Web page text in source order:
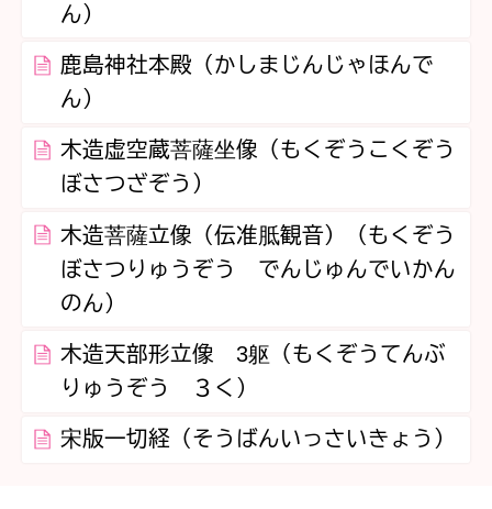
ん）
鹿島神社本殿（かしまじんじゃほんで
ん）
木造虚空蔵菩薩坐像（もくぞうこくぞう
ぼさつざぞう）
木造菩薩立像（伝准胝観音）（もくぞう
ぼさつりゅうぞう でんじゅんでいかん
のん）
木造天部形立像 3躯（もくぞうてんぶ
りゅうぞう ３く）
宋版一切経（そうばんいっさいきょう）